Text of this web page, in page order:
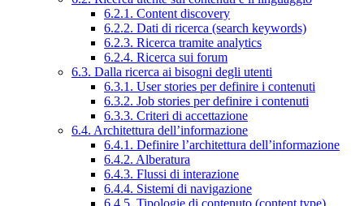
6.2.1. Content discovery
6.2.2. Dati di ricerca (search keywords)
6.2.3. Ricerca tramite analytics
6.2.4. Ricerca sui forum
6.3. Dalla ricerca ai bisogni degli utenti
6.3.1. User stories per definire i contenuti
6.3.2. Job stories per definire i contenuti
6.3.3. Criteri di accettazione
6.4. Architettura dell’informazione
6.4.1. Definire l’architettura dell’informazione
6.4.2. Alberatura
6.4.3. Flussi di interazione
6.4.4. Sistemi di navigazione
6.4.5. Tipologie di contenuto (content type)